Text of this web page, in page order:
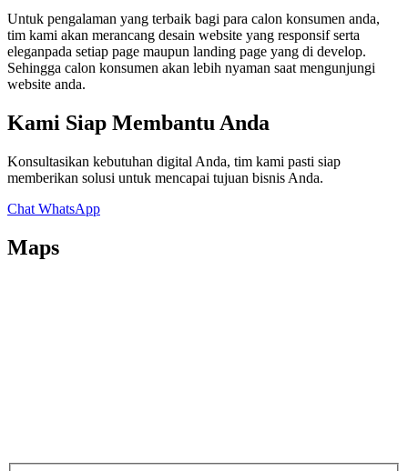
Untuk pengalaman yang terbaik bagi para calon konsumen anda,
tim kami akan merancang desain website yang responsif serta
eleganpada setiap page maupun landing page yang di develop.
Sehingga calon konsumen akan lebih nyaman saat mengunjungi
website anda.
Kami Siap Membantu Anda
Konsultasikan kebutuhan digital Anda, tim kami pasti siap
memberikan solusi untuk mencapai tujuan bisnis Anda.
Chat WhatsApp
Maps